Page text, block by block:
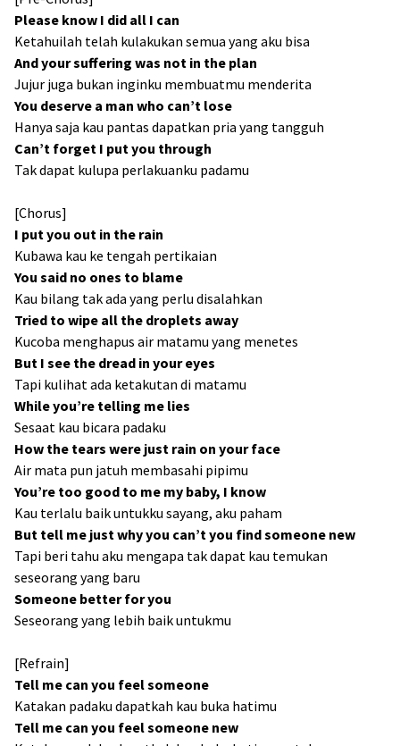
Please know I did all I can
Ketahuilah telah kulakukan semua yang aku bisa
And your suffering was not in the plan
Jujur juga bukan inginku membuatmu menderita
You deserve a man who can’t lose
Hanya saja kau pantas dapatkan pria yang tangguh
Can’t forget I put you through
Tak dapat kulupa perlakuanku padamu
[Chorus]
I put you out in the rain
Kubawa kau ke tengah pertikaian
You said no ones to blame
Kau bilang tak ada yang perlu disalahkan
Tried to wipe all the droplets away
Kucoba menghapus air matamu yang menetes
But I see the dread in your eyes
Tapi kulihat ada ketakutan di matamu
While you’re telling me lies
Sesaat kau bicara padaku
How the tears were just rain on your face
Air mata pun jatuh membasahi pipimu
You’re too good to me my baby, I know
Kau terlalu baik untukku sayang, aku paham
But tell me just why you can’t you find someone new
Tapi beri tahu aku mengapa tak dapat kau temukan
seseorang yang baru
Someone better for you
Seseorang yang lebih baik untukmu
[Refrain]
Tell me can you feel someone
Katakan padaku dapatkah kau buka hatimu
Tell me can you feel someone new